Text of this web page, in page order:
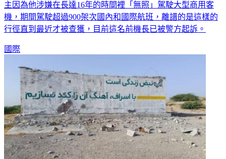
主因為他涉嫌在長達16年的時間裡「無照」駕駛大型商用客
機，期間駕駛超過900架次國內和國際航班，離譜的是這樣的
行徑直到最近才被查獲，目前這名前機長已被警方起訴。
國際